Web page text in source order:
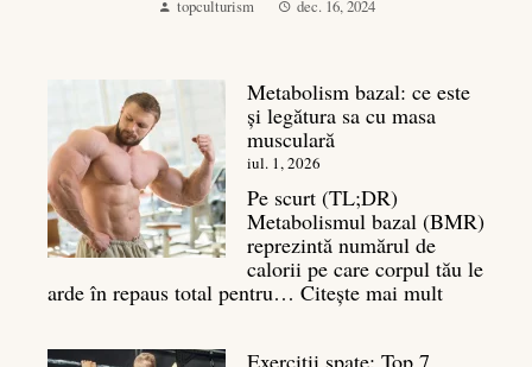
topculturism dec. 16, 2024
Metabolism bazal: ce este
și legătura sa cu masa
musculară
iul. 1, 2026
Pe scurt (TL;DR)
Metabolismul bazal (BMR)
reprezintă numărul de
calorii pe care corpul tău le
arde în repaus total pentru… Citește mai mult:
Exerciții spate: Top 7